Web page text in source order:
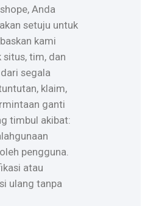
Anda
setuju untuk
kami
situs, tim, dan
segala
klaim,
ganti
timbul akibat:
pengguna.
atau
ulang tanpa